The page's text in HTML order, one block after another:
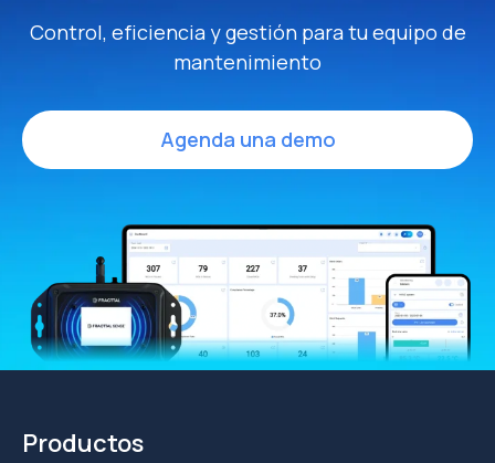
Control, eficiencia y gestión para tu equipo de
mantenimiento
Agenda una demo
Productos